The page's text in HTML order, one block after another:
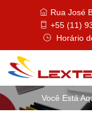
Rua José
+55 (11)
Horário
Você Está